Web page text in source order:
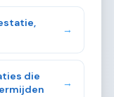
→
die
→